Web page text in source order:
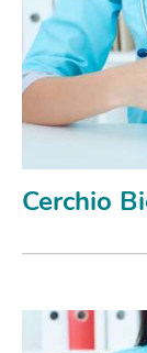
Cerchio